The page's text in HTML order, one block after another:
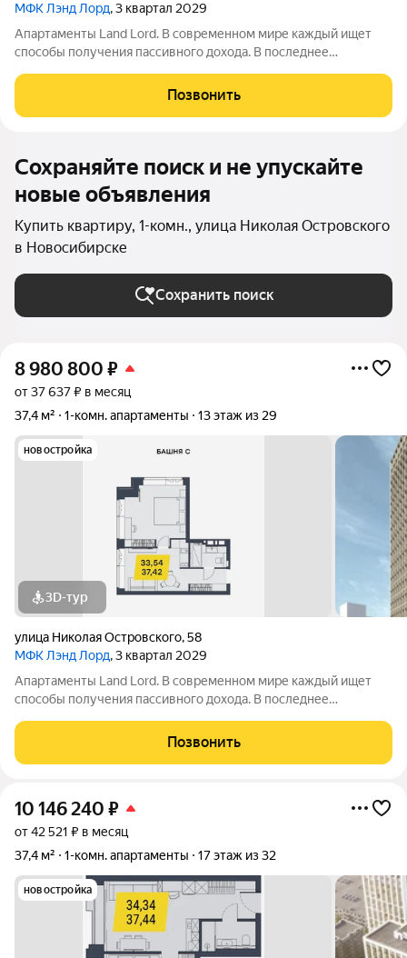
МФК Лэнд Лорд, 3 квартал 2029
Апартаменты Land Lord. В современном мире каждый ищет
способы получения пассивного дохода. В последнее
доходных инвестиций стали апартаменты и другая
коммерческая недвижимость. Проект
Позвонить
Сохраняйте поиск и не упускайте
новые объявления
Купить квартиру, 1-комн., улица Николая Островского
в Новосибирске
Сохранить поиск
8 980 800 ₽
от 37 637 ₽ в месяц
37,4 м²
1-комн. апартаменты 13 этаж из 29
новостройка
3D-тур
улица Николая Островского,58
МФК Лэнд Лорд, 3 квартал 2029
Апартаменты Land Lord. В современном мире каждый ищет
способы получения пассивного дохода. В последнее
доходных инвестиций стали апартаменты и другая
коммерческая недвижимость. Проект
Позвонить
10 146 240 ₽
от 42 521 ₽ в месяц
37,4 м²
1-комн. апартаменты 17 этаж из 32
новостройка